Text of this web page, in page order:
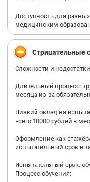
Доступность для
медицинским
Отрицательные
Сложности и
Длительный процесс:
месяца из‑за
Низкий оклад на
всего 10000 рублей в
Оформление как
испытательный срок в
Испытательный срок:
Процесс обучения: